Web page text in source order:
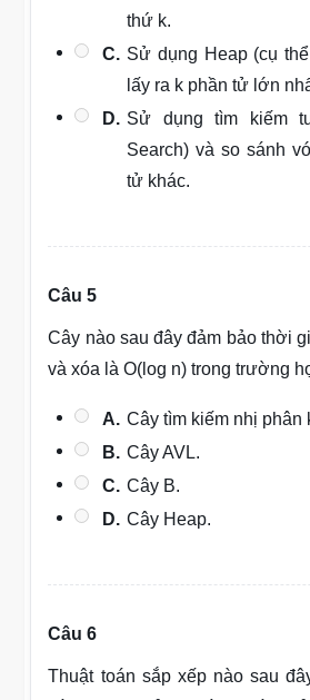
thứ k.
C. Sử dụng Heap (cụ
lấy ra k phần tử lớn
D. Sử dụng tìm kiếm
Search) và so sánh
tử khác.
Câu 5
Cây nào sau đây đảm bảo thời
và xóa là O(log n) trong trường
A. Cây tìm kiếm nhị phân
B. Cây AVL.
C. Cây B.
D. Cây Heap.
Câu 6
Thuật toán sắp xếp nào sau